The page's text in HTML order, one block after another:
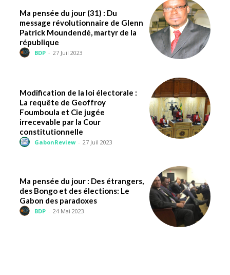
Ma pensée du jour (31) : Du
message révolutionnaire de Glenn
Patrick Moundendé, martyr de la
république
BDP - 27 Juil 2023
Modification de la loi électorale :
La requête de Geoffroy
Foumboula et Cie jugée
irrecevable par la Cour
constitutionnelle
GabonReview - 27 Juil 2023
Ma pensée du jour : Des étrangers,
des Bongo et des élections: Le
Gabon des paradoxes
BDP - 24 Mai 2023